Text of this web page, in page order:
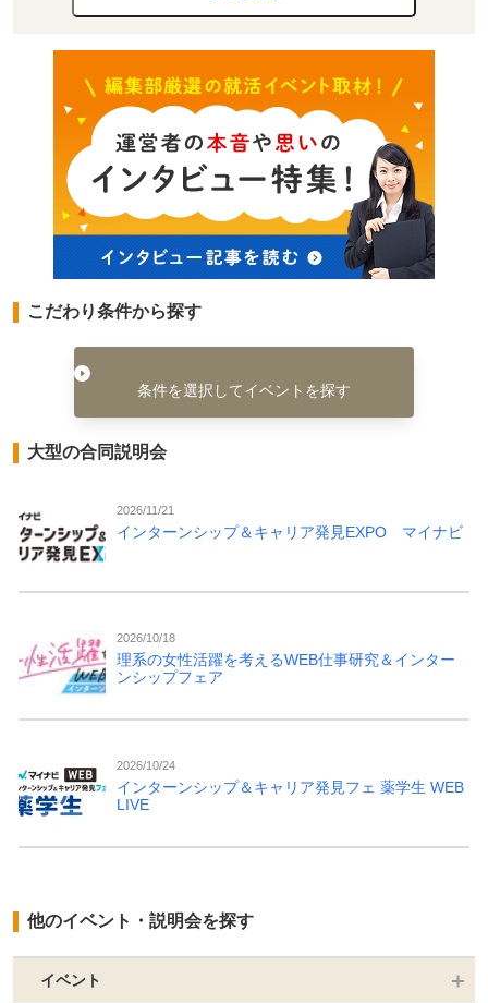
こだわり条件から探す
条件を選択してイベントを探す
大型の合同説明会
2026/11/21
インターンシップ＆キャリア発見EXPO マイナビ
2026/10/18
理系の女性活躍を考えるWEB仕事研究＆インター
ンシップフェア
2026/10/24
インターンシップ＆キャリア発見フェ 薬学生 WEB
LIVE
他のイベント・説明会を探す
イベント